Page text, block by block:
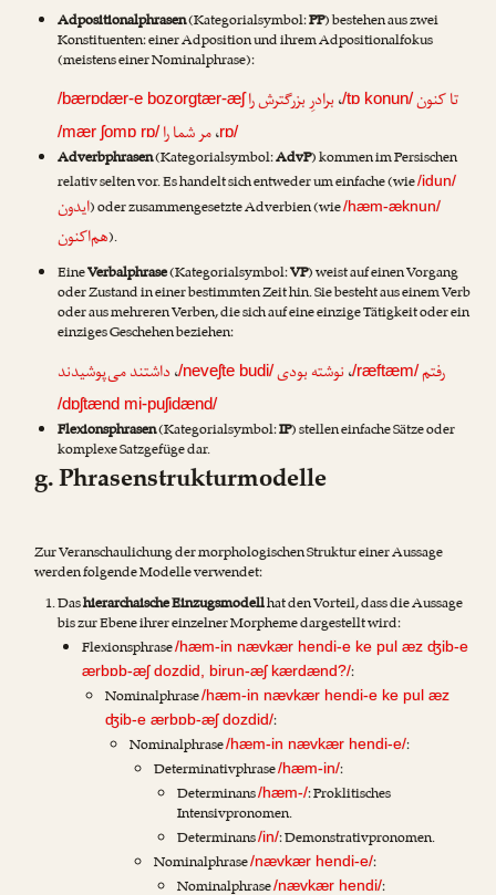
Adpositionalphrasen(Kategorialsymbol:PP) bestehen aus zwei
Konstituenten: einer Adposition und ihrem Adpositionalfokus
(meistens einer Nominalphrase):
تا کنون/tɒ konun/،برادرِ بزرگترش را /bærɒdær-e bozorgtær-æʃ
rɒ/،مر شما را /mær ʃomɒ rɒ/
Adverbphrasen(Kategorialsymbol:AdvP) kommen im Persischen
relativ selten vor. Es handelt sich entweder um einfache (wie/idun/
ایدون) oder zusammengesetzte Adverbien (wie/hæm-æknun/
هم‌اکنون).
EineVerbalphrase(Kategorialsymbol:VP) weist auf einen Vorgang
oder Zustand in einer bestimmten Zeit hin. Sie besteht aus einem Verb
oder aus mehreren Verben, die sich auf eine einzige Tätigkeit oder ein
einziges Geschehen beziehen:
رفتم/ræftæm/،نوشته بودی/neveʃte budi/،داشتند می‌پوشیدند
/dɒʃtænd mi-puʃidænd/
Flexionsphrasen(Kategorialsymbol:IP) stellen einfache Sätze oder
komplexe Satzgefüge dar.
g. Phrasenstrukturmodelle
Zur Veranschaulichung der morphologischen Struktur einer Aussage
werden folgende Modelle verwendet:
Dashierarchaische Einzugsmodellhat den Vorteil, dass die Aussage
bis zur Ebene ihrer einzelner Morpheme dargestellt wird:
Flexionsphrase/hæm-in nævkær hendi-e ke pul æz ʤib-e
ærbɒb-æʃ dozdid, birun-æʃ kærdænd?/:
Nominalphrase/hæm-in nævkær hendi-e ke pul æz
ʤib-e ærbɒb-æʃ dozdid/:
Nominalphrase/hæm-in nævkær hendi-e/:
Determinativphrase/hæm-in/:
Determinans/hæm-/: Proklitisches
Intensivpronomen.
Determinans/in/: Demonstrativpronomen.
Nominalphrase/nævkær hendi-e/:
/nævkær hendi/